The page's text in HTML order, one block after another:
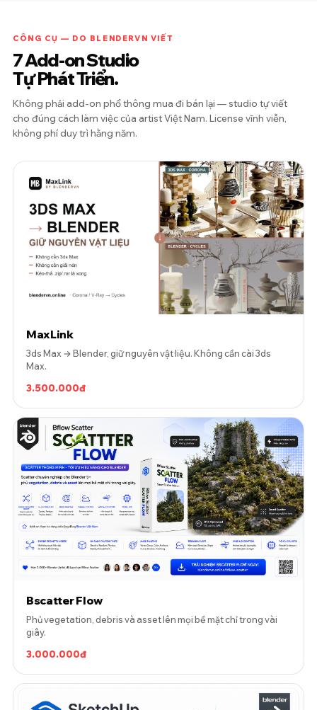
CÔNG CỤ — DO BLENDERVN VIẾT
7 Add-on Studio
Tự Phát Triển.
Không phải add-on phổ thông mua đi bán lại — studio tự viết
cho đúng cách làm việc của artist Việt Nam. License vĩnh viễn,
không phí duy trì hằng năm.
MaxLink
3ds Max → Blender, giữ nguyên vật liệu. Không cần cài 3ds
Max.
3.500.000đ
Bscatter Flow
Phủ vegetation, debris và asset lên mọi bề mặt chỉ trong vài
giây.
3.000.000đ